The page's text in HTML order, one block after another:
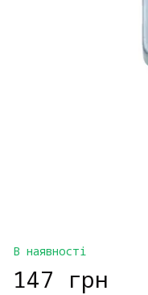
В наявності
147 грн